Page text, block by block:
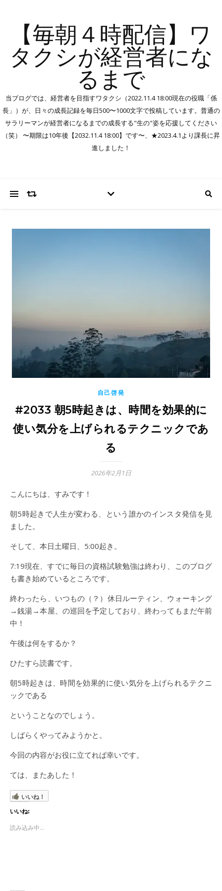
【毎朝４時配信】ワ
タクシが経営者にな
るまで
当ブログでは、経営者を目指すワタクシ（2022.11.4 18:00現在の役職「係
長」）が、日々の成長記録を毎日500〜1000文字で投稿しています。普通の
サラリーマンが経営者になるまでの成長する"生の"姿を応援してください
（笑） 〜期限は10年後【2032.11.4 18:00】です〜、★2023.4.1より課長に昇
進しました！
自己啓発
#2033 朝5時起きは、時間を効果的に
使い気分を上げられるテクニックであ
る
2026年2月1日
こんにちは、すみです！
朝5時起きで人生が変わる、という誰かのインスタ発信を見
ました。
そして、本日土曜日、5:00起き。
7:19現在、すでに毎日の資格試験勉強は終わり、このブログ
も書き始めているところです。
終わったら、いつもの（？）休日ルーティン、ウォーキング
→銭湯→本屋、の巡回を予定しており、終わってもまだ午前
中！
午後は何をするか？
ひたすら読書です。
朝5時起きは、時間を効果的に使い気分を上げられるテクニ
ックである
ということなのでしょう。
しばらくやってみようかと。
今回の内容がお役に立てれば幸いです。
ては、またあした！
いいね！
いいね:
読み込み中...